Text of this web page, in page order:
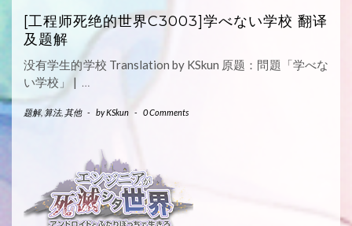
[工程师死绝的世界C3003]学べない学校 翻译
及题解
没有学生的学校 Translation by KSkun 原题：問題「学べな
い学校」 | …
题解, 算法, 其他 - byKSkun - 0 Comments